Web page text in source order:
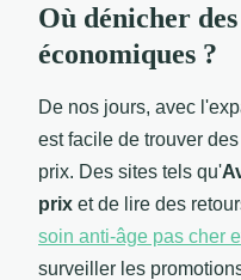
Où dénicher
économiques ?
De nos jours, avec
est facile de trouver des
prix. Des sites tels qu'
prix et de lire des
soin anti-âge pas cher
surveiller les